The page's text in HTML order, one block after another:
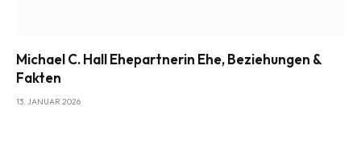
Michael C. Hall Ehepartnerin Ehe, Beziehungen &
Fakten
13. JANUAR 2026